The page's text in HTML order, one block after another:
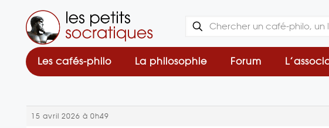
Les cafés-philo La philosophie Forum
15 avril 2026 à 0h49